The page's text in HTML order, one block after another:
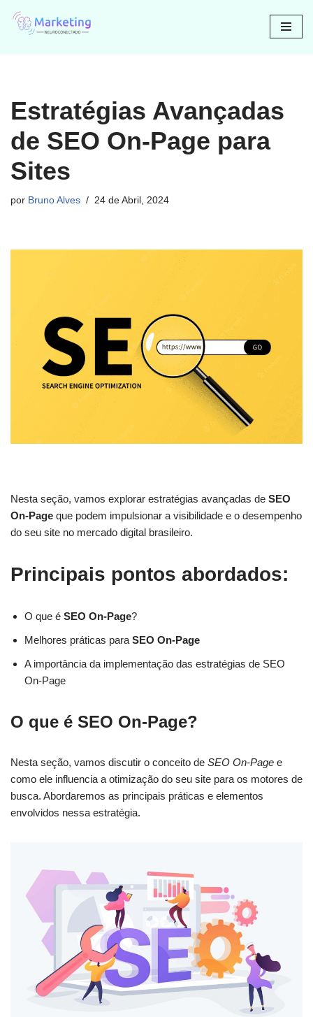
Avançar
Estratégias Avançadas
de SEO On-Page para
Sites
por Bruno Alves 24 de Abril, 2024
Nesta seção, vamos explorar estratégias avançadas de SEO
On-Page que podem impulsionar a visibilidade e o desempenho
do seu site no mercado digital brasileiro.
Principais pontos abordados:
O que é SEO On-Page?
Melhores práticas para SEO On-Page
A importância da implementação das estratégias de SEO
On-Page
O que é SEO On-Page?
Nesta seção, vamos discutir o conceito de SEO On-Page e
como ele influencia a otimização do seu site para os motores de
busca. Abordaremos as principais práticas e elementos
envolvidos nessa estratégia.